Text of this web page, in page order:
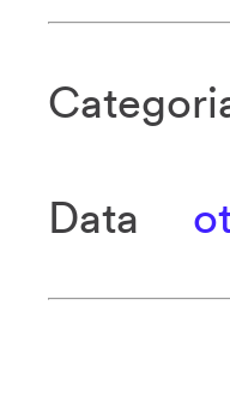
Data